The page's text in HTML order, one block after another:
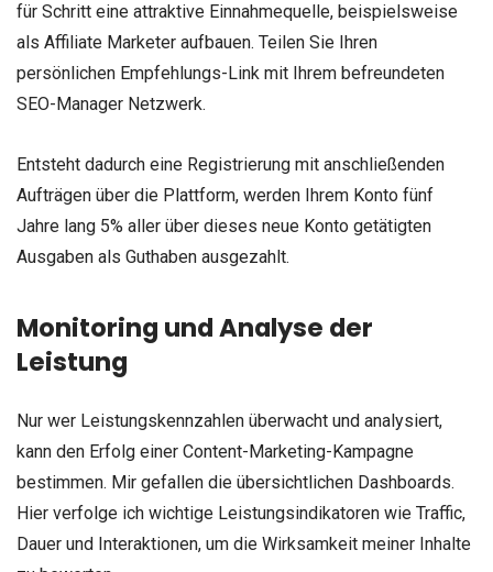
für Schritt eine attraktive Einnahmequelle, beispielsweise
als Affiliate Marketer aufbauen. Teilen Sie Ihren
persönlichen Empfehlungs-Link mit Ihrem befreundeten
SEO-Manager Netzwerk.
Entsteht dadurch eine Registrierung mit anschließenden
Aufträgen über die Plattform, werden Ihrem Konto fünf
Jahre lang 5% aller über dieses neue Konto getätigten
Ausgaben als Guthaben ausgezahlt.
Monitoring und Analyse der
Leistung
Nur wer Leistungskennzahlen überwacht und analysiert,
kann den Erfolg einer Content-Marketing-Kampagne
bestimmen. Mir gefallen die übersichtlichen Dashboards.
Hier verfolge ich wichtige Leistungsindikatoren wie Traffic,
Dauer und Interaktionen, um die Wirksamkeit meiner Inhalte